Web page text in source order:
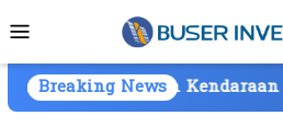
ke
kontenMobile
Breaking News
Kendaraan Barang